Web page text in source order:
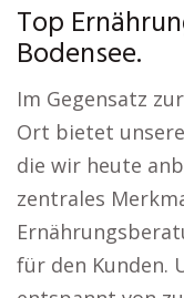
Top
Bodensee.
Im Gegensatz
Ort bietet
die wir heute
zentrales
für den Kunden.